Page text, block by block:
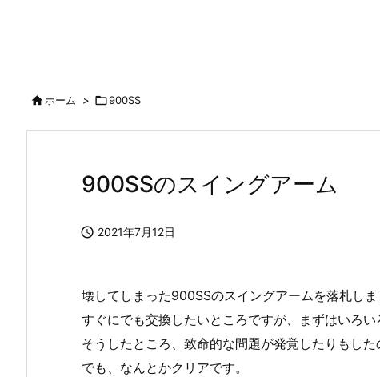
ホーム > 900SS
900SSのスイングアーム
 2021年7月12日
壊してしまった900SSのスイングアームを落札しま
すぐにでも交換したいところですが、まずはいろい
そうしたところ、致命的な問題が発覚したりもした
でも、なんとかクリアです。